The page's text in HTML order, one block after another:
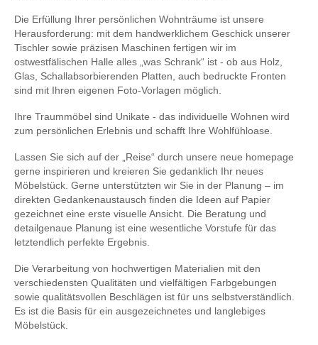
Die Erfüllung Ihrer persönlichen Wohnträume ist unsere
Herausforderung: mit dem handwerklichem Geschick unserer
Tischler sowie präzisen Maschinen fertigen wir im
ostwestfälischen Halle alles „was Schrank“ ist - ob aus Holz,
Glas, Schallabsorbierenden Platten, auch bedruckte Fronten
sind mit Ihren eigenen Foto-Vorlagen möglich.
Ihre Traummöbel sind Unikate - das individuelle Wohnen wird
zum persönlichen Erlebnis und schafft Ihre Wohlfühloase.
Lassen Sie sich auf der „Reise“ durch unsere neue homepage
gerne inspirieren und kreieren Sie gedanklich Ihr neues
Möbelstück. Gerne unterstützten wir Sie in der Planung – im
direkten Gedankenaustausch finden die Ideen auf Papier
gezeichnet eine erste visuelle Ansicht. Die Beratung und
detailgenaue Planung ist eine wesentliche Vorstufe für das
letztendlich perfekte Ergebnis.
Die Verarbeitung von hochwertigen Materialien mit den
verschiedensten Qualitäten und vielfältigen Farbgebungen
sowie qualitätsvollen Beschlägen ist für uns selbstverständlich.
Es ist die Basis für ein ausgezeichnetes und langlebiges
Möbelstück.